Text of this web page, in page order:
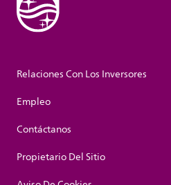
Relaciones Con Los Inversores
Empleo
Contáctanos
Propietario Del Sitio